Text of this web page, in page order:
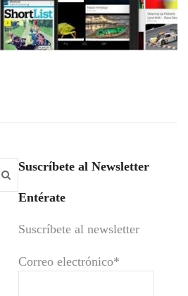
Suscríbete al Newsletter
Entérate
Suscríbete al newsletter
Correo electrónico*